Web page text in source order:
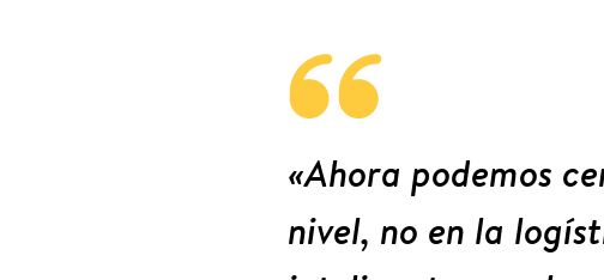
«Ahora podemos
nivel, no en la